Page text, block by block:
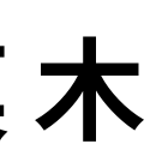
木